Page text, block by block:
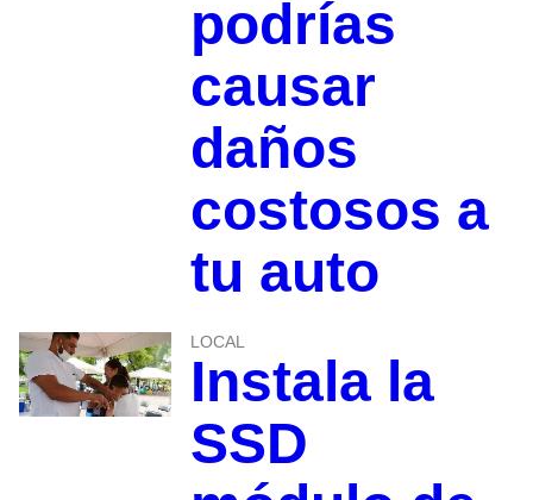
podrías
causar
daños
costosos a
tu auto
LOCAL
Instala la
SSD